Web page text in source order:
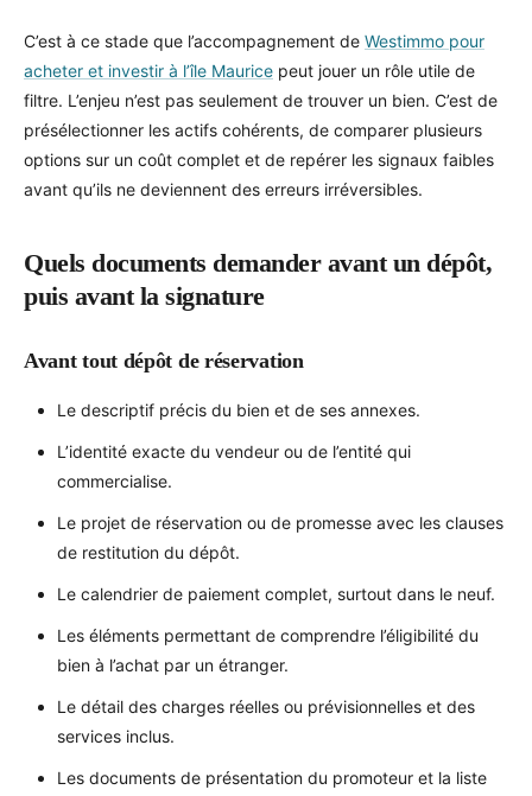
C’est à ce stade que l’accompagnement de Westimmo pour
acheter et investir à l’île Maurice peut jouer un rôle utile de
filtre. L’enjeu n’est pas seulement de trouver un bien. C’est de
présélectionner les actifs cohérents, de comparer plusieurs
options sur un coût complet et de repérer les signaux faibles
avant qu’ils ne deviennent des erreurs irréversibles.
Quels documents demander avant un dépôt,
puis avant la signature
Avant tout dépôt de réservation
Le descriptif précis du bien et de ses annexes.
L’identité exacte du vendeur ou de l’entité qui
commercialise.
Le projet de réservation ou de promesse avec les clauses
de restitution du dépôt.
Le calendrier de paiement complet, surtout dans le neuf.
Les éléments permettant de comprendre l’éligibilité du
bien à l’achat par un étranger.
Le détail des charges réelles ou prévisionnelles et des
services inclus.
Les documents de présentation du promoteur et la liste